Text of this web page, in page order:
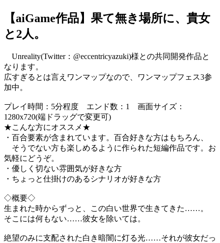
【aiGame作品】果て無き場所に、貴女
と2人。
Unreality(Twitter：@eccentricyazuki)様との共同開発作品と
なります。
広すぎるとは言えワンマップなので、ワンマップフェス3参
加中。
プレイ時間：5分程度 エンド数：1 画面サイズ：
1280x720(端ドラッグで変更可)
★こんな方にオススメ★
・百合要素が含まれています。百合好きな方はもちろん、
そうでない方も楽しめるように作られた短編作品です。お
気軽にどうぞ。
・優しく切ない雰囲気が好きな方
・ちょっと仕掛けのあるシナリオが好きな方
◇概要◇
生まれた時からずっと、この白い世界で生きてきた……。
そこには何もない……彼女を除いては。
絶望のみに支配された白き暗闇に灯る光……それが彼女だっ